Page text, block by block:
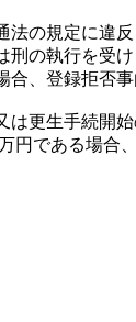
の規定に違反
の執行を受
、登録拒否事
更生手続開始
円である場合